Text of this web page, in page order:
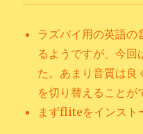
ラズパイ用の英語の
るようですが、今
た。あまり音質は良
を切り替えることが
まずfliteをインスト